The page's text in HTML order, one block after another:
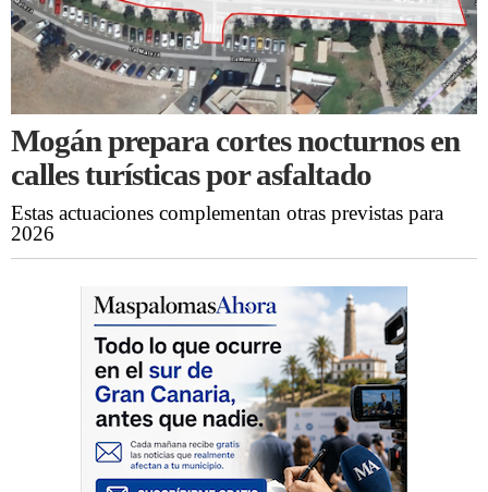
Mogán prepara cortes nocturnos en
calles turísticas por asfaltado
Estas actuaciones complementan otras previstas para
2026